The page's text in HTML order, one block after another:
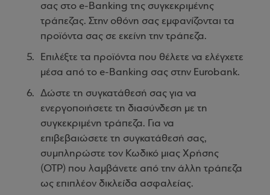
σας στο e-Banking της συγκεκριμένης
τράπεζας. Στην οθόνη σας εμφανίζονται τα
προϊόντα σας σε εκείνη την τράπεζα.
Επιλέξτε τα προϊόντα που θέλετε να ελέγχετε
μέσα από το e-Banking σας στην Eurobank.
Δώστε τη συγκατάθεσή σας για να
ενεργοποιήσετε τη διασύνδεση με τη
συγκεκριμένη τράπεζα. Για να
επιβεβαιώσετε τη συγκατάθεσή σας,
συμπληρώστε τον Κωδικό μιας Χρήσης
(OTP) που λαμβάνετε από την άλλη τράπεζα
ως επιπλέον δικλείδα ασφαλείας.